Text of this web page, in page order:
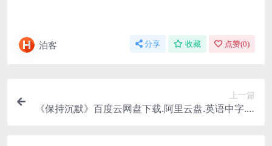
泊客 分享 收藏 点赞(0)
上一篇
《保持沉默》百度云网盘下载.阿里云盘.英语中字.(2